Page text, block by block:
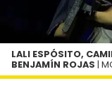
LALI ESPÓSITO,
BENJAMÍN ROJAS |